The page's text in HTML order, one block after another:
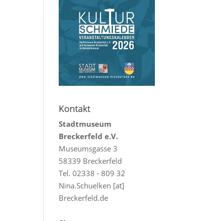
Kontakt
Stadtmuseum
Breckerfeld e.V.
Museumsgasse 3
58339 Breckerfeld
Tel. 02338 - 809 32
Nina.Schuelken [at]
Breckerfeld.de